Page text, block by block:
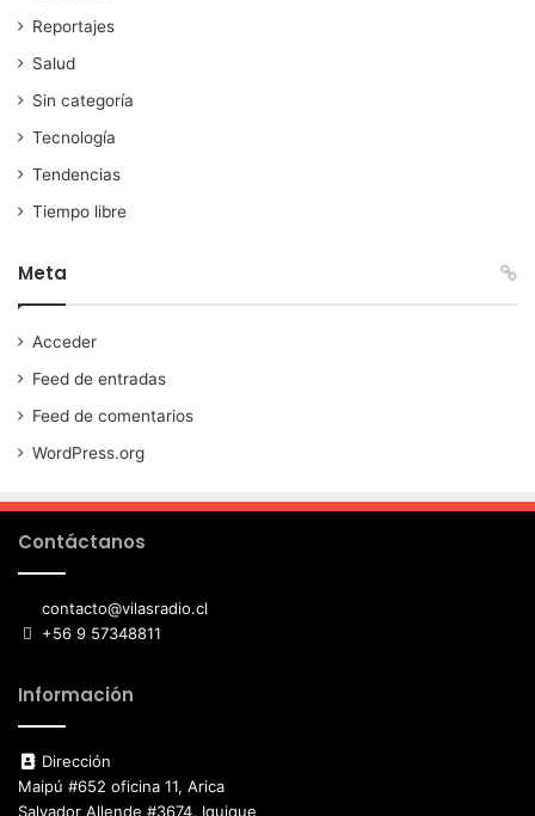
Reportajes
Salud
Sin categoría
Tecnología
Tendencias
Tiempo libre
Meta
Acceder
Feed de entradas
Feed de comentarios
WordPress.org
Contáctanos
contacto@vilasradio.cl
+56 9 57348811
Información
Dirección
Maipú #652 oficina 11, Arica
Salvador Allende #3674, Iquique